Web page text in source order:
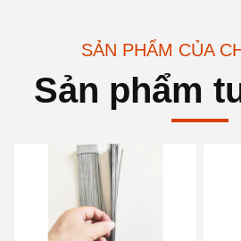
SẢN PHẨM CỦA
Sản phẩm